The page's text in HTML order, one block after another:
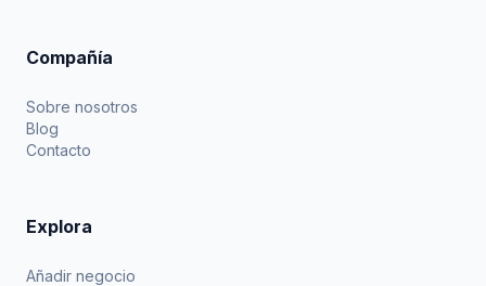
Compañía
Sobre nosotros
Blog
Contacto
Explora
Añadir negocio